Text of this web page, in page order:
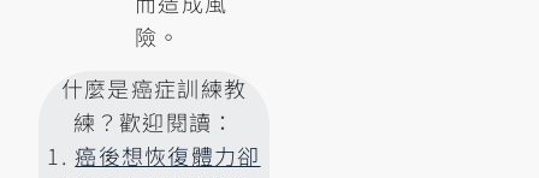
險。
什麼是癌症訓練教
練？歡迎閱讀：
1.癌後想恢復體力卻